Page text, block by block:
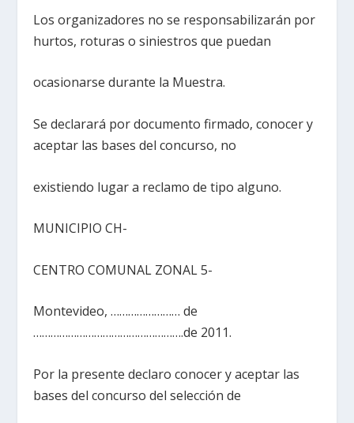
Los organizadores no se responsabilizarán por
hurtos, roturas o siniestros que puedan
ocasionarse durante la Muestra.
Se declarará por documento firmado, conocer y
aceptar las bases del concurso, no
existiendo lugar a reclamo de tipo alguno.
MUNICIPIO CH-
CENTRO COMUNAL ZONAL 5-
Montevideo, …………………… de
…………………………………………….de 2011.
Por la presente declaro conocer y aceptar las
bases del concurso del selección de